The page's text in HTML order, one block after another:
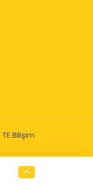
TE Bilişim